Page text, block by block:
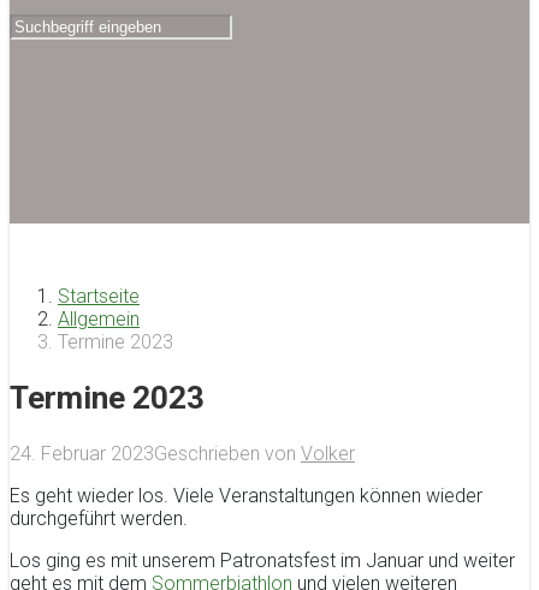
Startseite
Allgemein
Termine 2023
Termine 2023
24. Februar 2023Geschrieben von Volker
Es geht wieder los. Viele Veranstaltungen können wieder
durchgeführt werden.
Los ging es mit unserem Patronatsfest im Januar und weiter
geht es mit dem Sommerbiathlon und vielen weiteren